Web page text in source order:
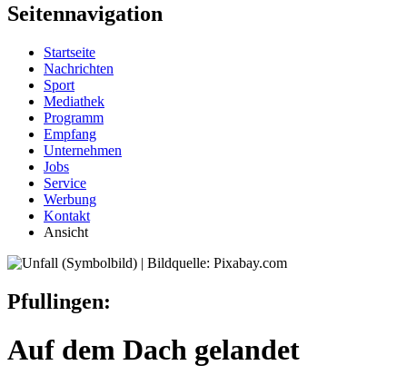
Seitennavigation
Startseite
Nachrichten
Sport
Mediathek
Programm
Empfang
Unternehmen
Jobs
Service
Werbung
Kontakt
Ansicht
Pfullingen:
Auf dem Dach gelandet